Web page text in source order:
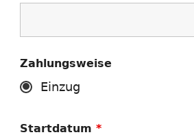
Zahlungsweise
Einzug
Startdatum *